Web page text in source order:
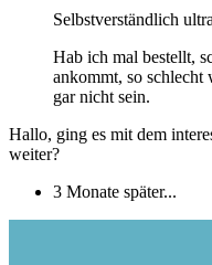
Selbstverständlich
Hab ich mal bestellt,
ankommt, so schlecht
gar nicht sein.
Hallo, ging es mit dem
weiter?
3 Monate später...